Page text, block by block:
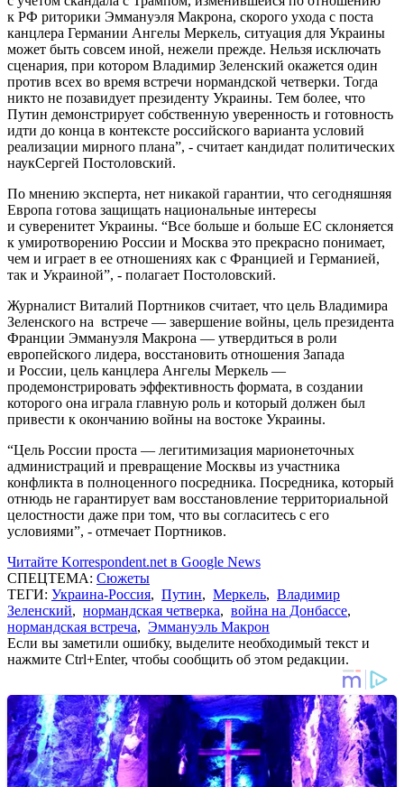
к РФ риторики Эммануэля Макрона, скорого ухода с поста
канцлера Германии Ангелы Меркель, ситуация для Украины
может быть совсем иной, нежели прежде. Нельзя исключать
сценария, при котором Владимир Зеленский окажется один
против всех во время встречи нормандской четверки. Тогда
никто не позавидует президенту Украины. Тем более, что
Путин демонстрирует собственную уверенность и готовность
идти до конца в контексте российского варианта условий
реализации мирного плана”, - считает кандидат политических
наукСергей Постоловский.
По мнению эксперта, нет никакой гарантии, что сегодняшняя
Европа готова защищать национальные интересы
и суверенитет Украины. “Все больше и больше ЕС склоняется
к умиротворению России и Москва это прекрасно понимает,
чем и играет в ее отношениях как с Францией и Германией,
так и Украиной”, - полагает Постоловский.
Журналист Виталий Портников считает, что цель Владимира
Зеленского на встрече — завершение войны, цель президента
Франции Эммануэля Макрона — утвердиться в роли
европейского лидера, восстановить отношения Запада
и России, цель канцлера Ангелы Меркель —
продемонстрировать эффективность формата, в создании
которого она играла главную роль и который должен был
привести к окончанию войны на востоке Украины.
“Цель России проста — легитимизация марионеточных
администраций и превращение Москвы из участника
конфликта в полноценного посредника. Посредника, который
отнюдь не гарантирует вам восстановление территориальной
целостности даже при том, что вы согласитесь с его
условиями”, - отмечает Портников.
Читайте Korrespondent.net в Google News
СПЕЦТЕМА: Сюжеты
ТЕГИ: Украина-Россия, Путин, Меркель, Владимир
Зеленский, нормандская четверка, война на Донбассе,
нормандская встреча, Эммануэль Макрон
Если вы заметили ошибку, выделите необходимый текст и
нажмите Ctrl+Enter, чтобы сообщить об этом редакции.